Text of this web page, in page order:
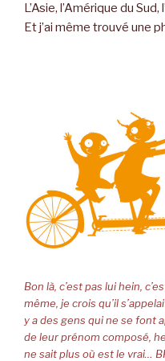
L’Asie, l’Amérique du
Et j’ai même trouvé une
Bon là, c’est pas lui hein,
même, je crois qu’il
y a des gens qui ne se font
de leur prénom composé,
ne sait plus où est le vrai…